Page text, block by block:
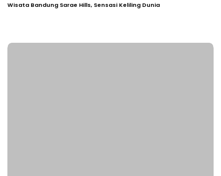
Wisata Bandung Sarae Hills, Sensasi Keliling Dunia